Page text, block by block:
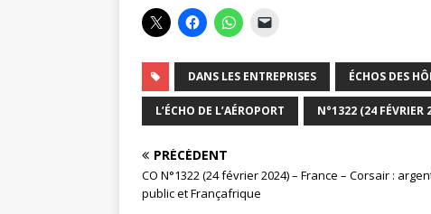
DANS LES ENTREPRISES ÉCHOS DES
L’ÉCHO DE L’AÉROPORT N°1322 (24 FÉVRIER
PRÉCÉDENT
CO N°1322 (24 février 2024) – France – Corsair :
public et Françafrique